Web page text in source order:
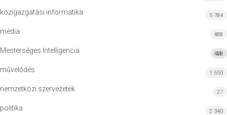
közigazgatási informatika 5 784
média 488
Mesterséges Intelligencia MI
428
művelődés 1 550
nemzetközi szervezetek 27
politika 2 340